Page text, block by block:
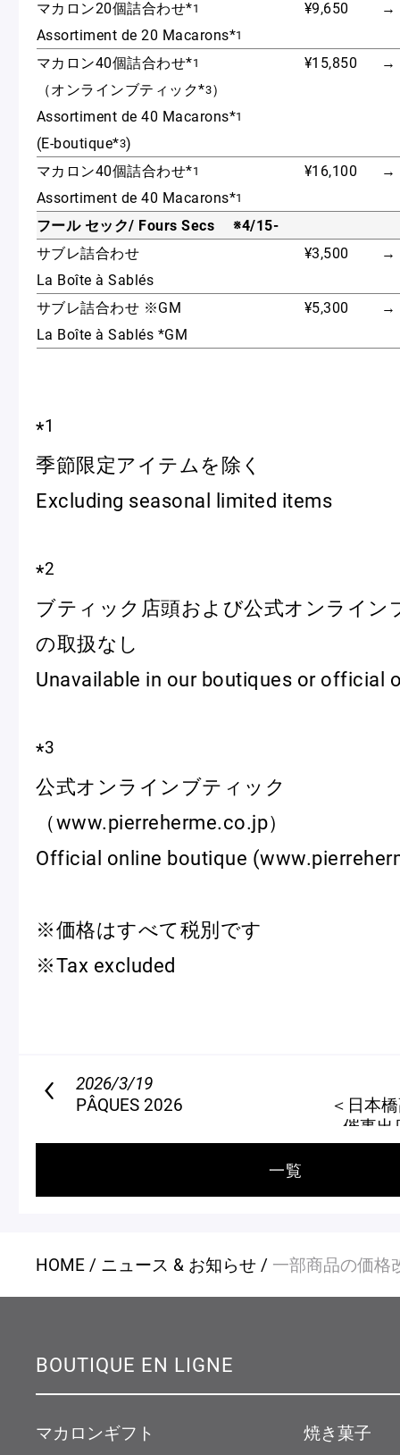
マカロン20個詰合わせ*1
Assortiment de 20 Macarons*1
¥9,650 →
マカロン40個詰合わせ*1
（オンラインブティック*3）
Assortiment de 40 Macarons*1
(E-boutique*3)
¥15,850 →
マカロン40個詰合わせ*1
Assortiment de 40 Macarons*1
¥16,100 →
フール セック/ Fours Secs ※4/15-
サブレ詰合わせ
La Boîte à Sablés
¥3,500 →
サブレ詰合わせ ※GM
La Boîte à Sablés *GM
¥5,300 →
*1
季節限定アイテムを除く
Excluding seasonal limited items
*2
ブティック店頭および公式オンライン
の取扱なし
Unavailable in our boutiques or official
*3
公式オンラインブティック
（www.pierreherme.co.jp）
Official online boutique
※価格はすべて税別です
※Tax excluded
2026/3/19
PÂQUES 2026
＜日本
催事出
一覧
HOME ニュース & お知らせ 一部商品の価格
BOUTIQUE EN LIGNE
マカロンギフト
焼き菓子